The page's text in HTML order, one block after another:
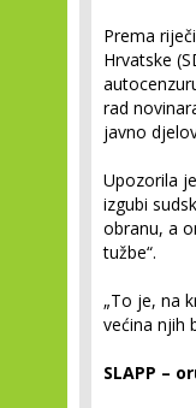
Prema
Hrvatske
rad
javno
Upozorila
izgubi
obranu, a
tužbe“.
„To je, na
većina njih
SLAPP –